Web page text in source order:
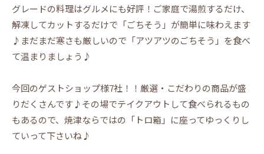
グレードの料理はグルメにも好評！ご家庭で湯煎するだけ、
解凍してカットするだけで「ごちそう」が簡単に味わえます
♪まだまだ寒さも厳しいので「アツアツのごちそう」を食べ
て温まりましょう♪
今回のゲストショップ様7社！！厳選・こだわりの商品が盛
りだくさんです♪その場でテイクアウトして食べられるもの
もあるので、焼津ならではの「トロ箱」に座ってゆっくりし
ていって下さいね♪